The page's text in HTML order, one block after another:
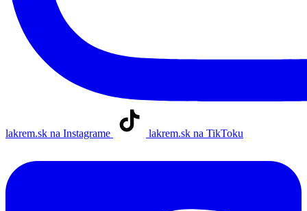
lakrem.sk na Instagrame lakrem.sk na TikToku